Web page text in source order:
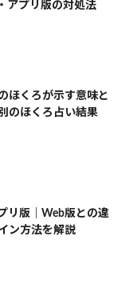
アプリ版の対処法
ほくろが示す意味と
のほくろ占い結果
リ版｜Web版との違
ン方法を解説